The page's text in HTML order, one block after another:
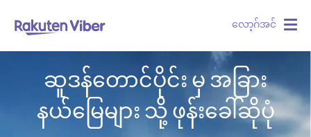
လော့ဂ်အင်
ဆူဒန်တောင်ပိုင်း မှ အခြား
နယ်မြေများ သို့ ဖုန်းခေါ်ဆိုပုံ